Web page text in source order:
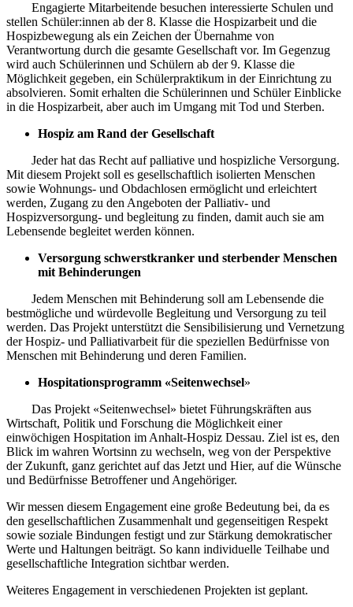
Engagierte Mitarbeitende besuchen interessierte Schulen und
stellen Schüler:innen ab der 8. Klasse die Hospizarbeit und die
Hospizbewegung als ein Zeichen der Übernahme von
Verantwortung durch die gesamte Gesellschaft vor. Im Gegenzug
wird auch Schülerinnen und Schülern ab der 9. Klasse die
Möglichkeit gegeben, ein Schülerpraktikum in der Einrichtung zu
absolvieren. Somit erhalten die Schülerinnen und Schüler Einblicke
in die Hospizarbeit, aber auch im Umgang mit Tod und Sterben.
Hospiz am Rand der Gesellschaft
Jeder hat das Recht auf palliative und hospizliche Versorgung.
Mit diesem Projekt soll es gesellschaftlich isolierten Menschen
sowie Wohnungs- und Obdachlosen ermöglicht und erleichtert
werden, Zugang zu den Angeboten der Palliativ- und
Hospizversorgung- und begleitung zu finden, damit auch sie am
Lebensende begleitet werden können.
Versorgung schwerstkranker und sterbender Menschen
mit Behinderungen
Jedem Menschen mit Behinderung soll am Lebensende die
bestmögliche und würdevolle Begleitung und Versorgung zu teil
werden. Das Projekt unterstützt die Sensibilisierung und Vernetzung
der Hospiz- und Palliativarbeit für die speziellen Bedürfnisse von
Menschen mit Behinderung und deren Familien.
Hospitationsprogramm «Seitenwechsel»
Das Projekt «Seitenwechsel» bietet Führungskräften aus
Wirtschaft, Politik und Forschung die Möglichkeit einer
einwöchigen Hospitation im Anhalt-Hospiz Dessau. Ziel ist es, den
Blick im wahren Wortsinn zu wechseln, weg von der Perspektive
der Zukunft, ganz gerichtet auf das Jetzt und Hier, auf die Wünsche
und Bedürfnisse Betroffener und Angehöriger.
Wir messen diesem Engagement eine große Bedeutung bei, da es
den gesellschaftlichen Zusammenhalt und gegenseitigen Respekt
sowie soziale Bindungen festigt und zur Stärkung demokratischer
Werte und Haltungen beiträgt. So kann individuelle Teilhabe und
gesellschaftliche Integration sichtbar werden.
Weiteres Engagement in verschiedenen Projekten ist geplant.